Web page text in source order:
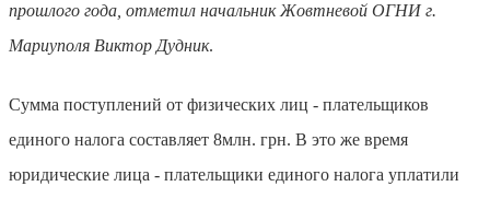
прошлого года, отметил начальник Жовтневой ОГНИ г.
Мариуполя Виктор Дудник.
Сумма поступлений от физических лиц - плательщиков
единого налога составляет 8млн. грн. В это же время
юридические лица - плательщики единого налога уплатили